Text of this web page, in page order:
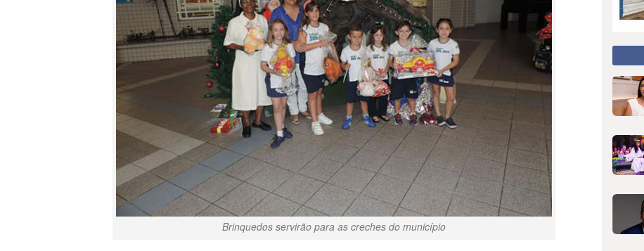
Brinquedos servirão para as creches do município